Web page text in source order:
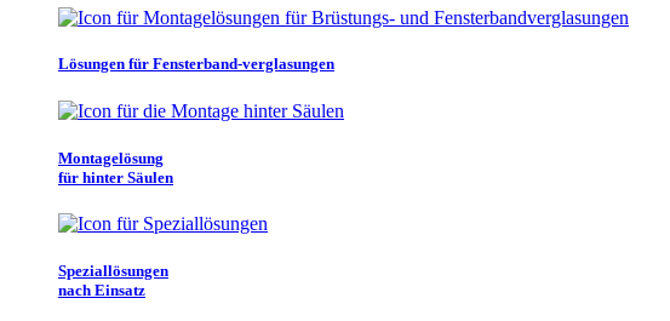
Lösungen für Fensterband-verglasungen
Montagelösung
für hinter Säulen
Speziallösungen
nach Einsatz